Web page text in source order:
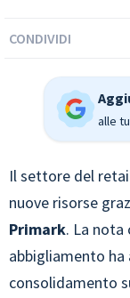
CONDIVIDI
alle
Il settore del
nuove risorse
Primark. La nota
abbigliamento
consolidamento